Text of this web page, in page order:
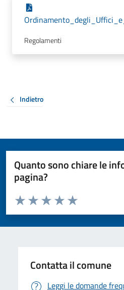
Regolamenti
Indietro
Quanto sono chiare le
pagina?
Valuta da 1 a 5 stelle la pagina
Valuta 5 stelle
Valuta 4 stelle su 5
Valuta 3 stelle su 5
Valuta 2 stelle su 5
Valuta 1 stelle su 5
Contatta il comune
Leggi le domande